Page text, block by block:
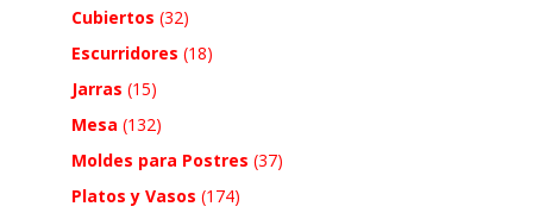
Cubiertos (32)
Escurridores (18)
Jarras (15)
Mesa (132)
Moldes para Postres (37)
Platos y Vasos (174)